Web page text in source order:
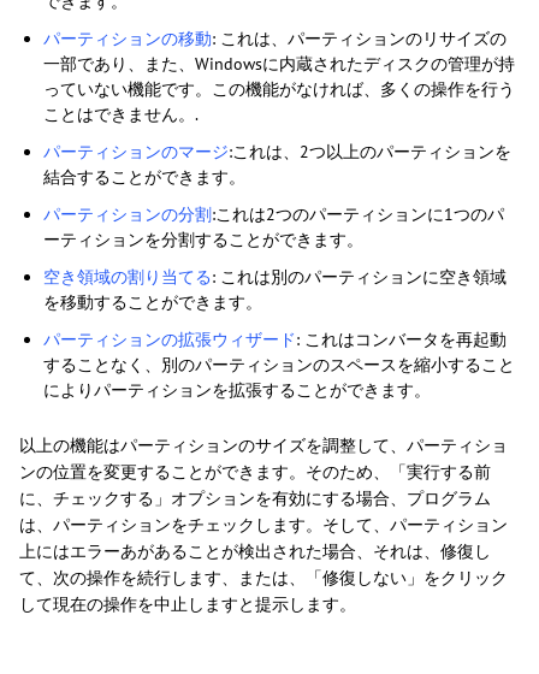
パーティションの移動: これは、パーティションのリサイズの
一部であり、また、Windowsに内蔵されたディスクの管理が持
っていない機能です。この機能がなければ、多くの操作を行う
ことはできません。.
パーティションのマージ:これは、2つ以上のパーティションを
結合することができます。
パーティションの分割 :これは2つのパーティションに1つのパ
ーティションを分割することができます。
空き領域の割り当てる: これは別のパーティションに空き領域
を移動することができます。
パーティションの拡張ウィザード: これはコンバータを再起動
することなく、別のパーティションのスペースを縮小すること
によりパーティションを拡張することができます。
以上の機能はパーティションのサイズを調整して、パーティショ
ンの位置を変更することができます。そのため、「実行する前
に、チェックする」オプションを有効にする場合、プログラム
は、パーティションをチェックします。そして、パーティション
上にはエラーあがあることが検出された場合、それは、修復し
て、次の操作を続行します、または、「修復しない」をクリック
して現在の操作を中止しますと提示します。